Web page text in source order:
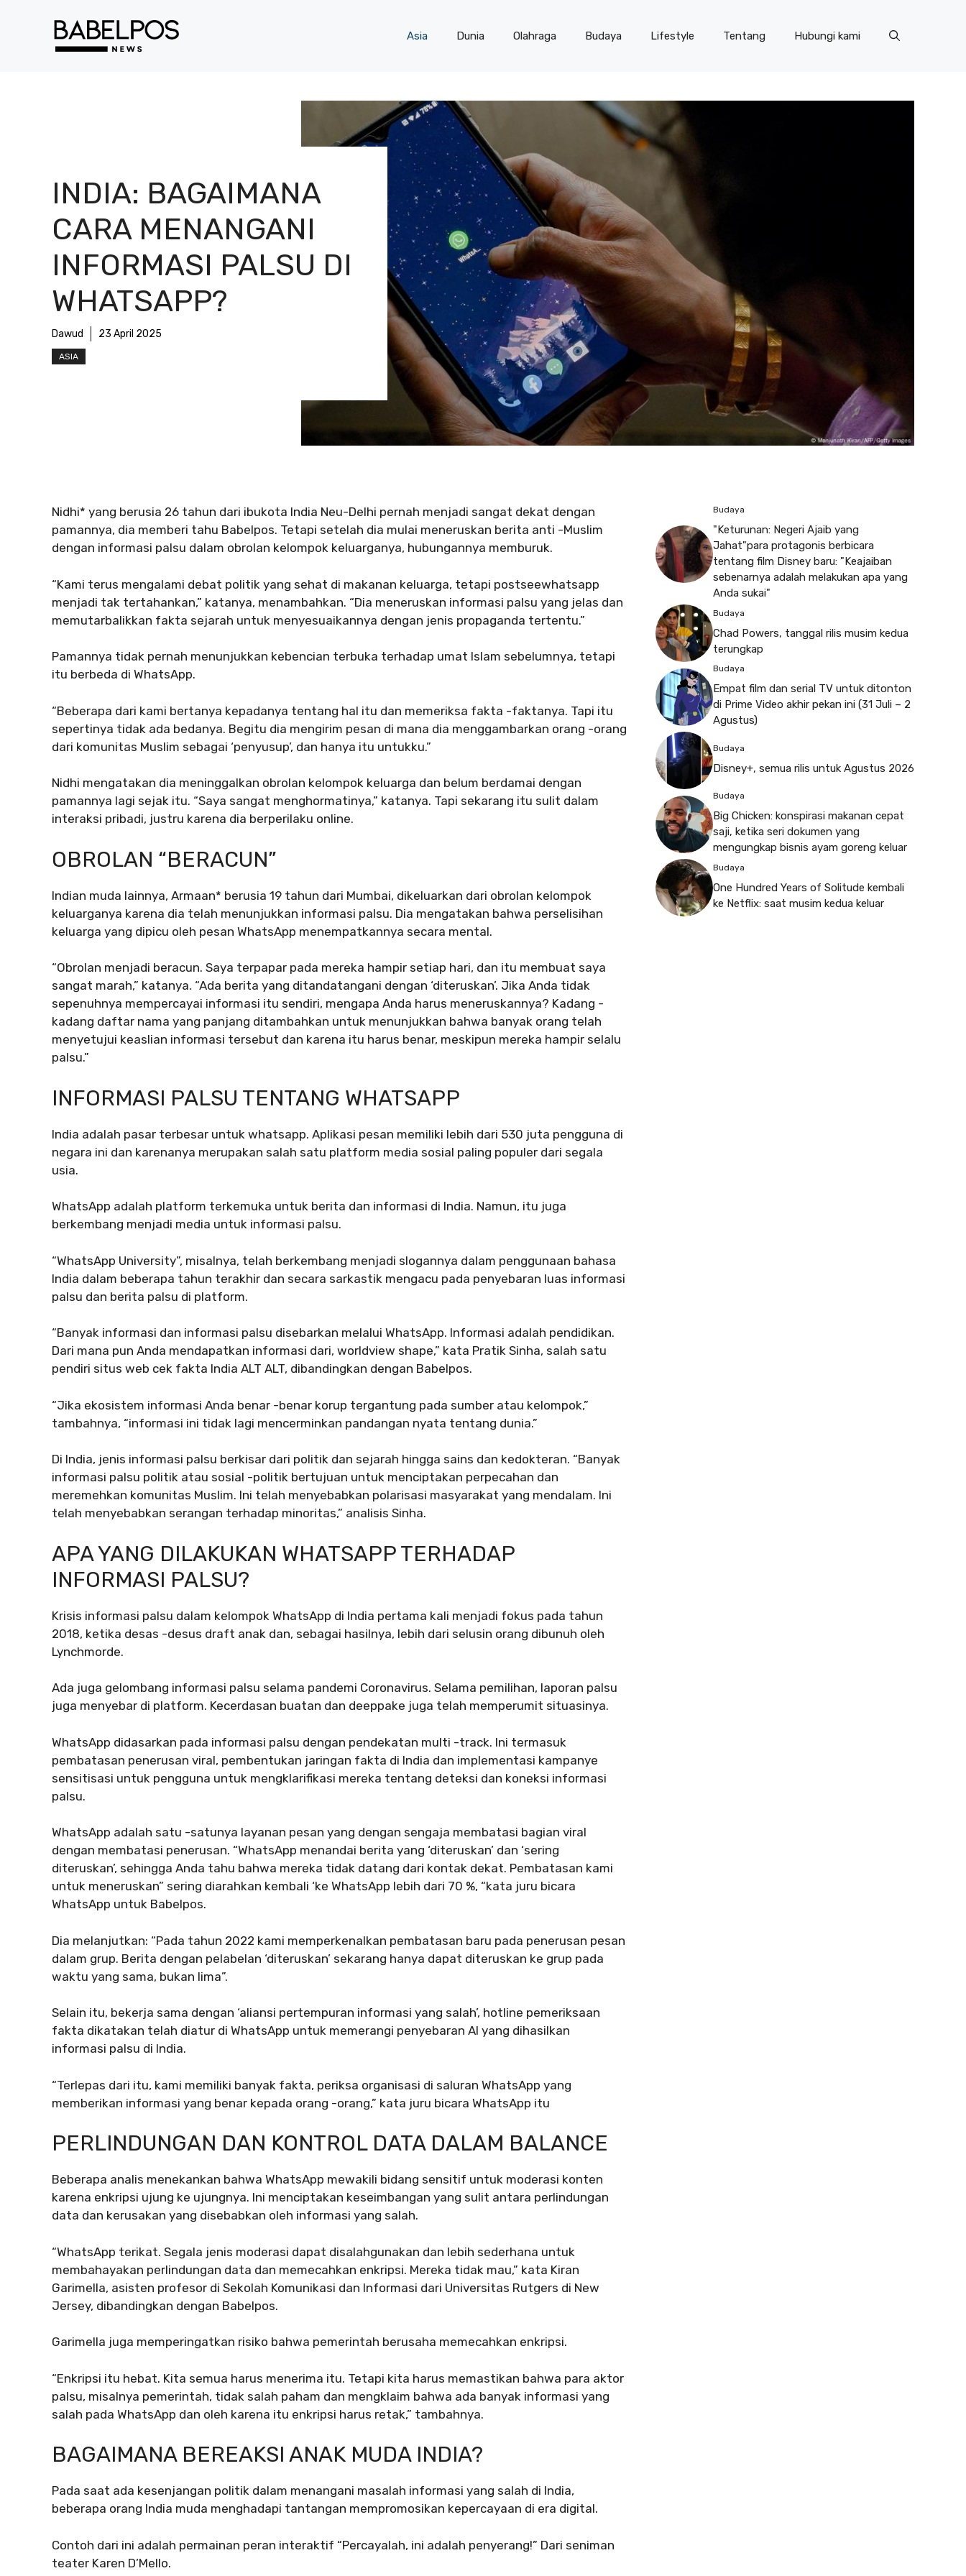
Asia Dunia Olahraga Budaya Lifestyle Tentang Hubungi kami
INDIA: BAGAIMANA
CARA MENANGANI
INFORMASI PALSU DI
WHATSAPP?
Dawud 23 April 2025
ASIA
Nidhi* yang berusia 26 tahun dari ibukota India Neu-Delhi pernah menjadi sangat dekat dengan
pamannya, dia memberi tahu Babelpos. Tetapi setelah dia mulai meneruskan berita anti -Muslim
dengan informasi palsu dalam obrolan kelompok keluarganya, hubungannya memburuk.
“Kami terus mengalami debat politik yang sehat di makanan keluarga, tetapi postseewhatsapp
menjadi tak tertahankan,” katanya, menambahkan. “Dia meneruskan informasi palsu yang jelas dan
memutarbalikkan fakta sejarah untuk menyesuaikannya dengan jenis propaganda tertentu.”
Pamannya tidak pernah menunjukkan kebencian terbuka terhadap umat Islam sebelumnya, tetapi
itu berbeda di WhatsApp.
“Beberapa dari kami bertanya kepadanya tentang hal itu dan memeriksa fakta -faktanya. Tapi itu
sepertinya tidak ada bedanya. Begitu dia mengirim pesan di mana dia menggambarkan orang -orang
dari komunitas Muslim sebagai ‘penyusup’, dan hanya itu untukku.”
Nidhi mengatakan dia meninggalkan obrolan kelompok keluarga dan belum berdamai dengan
pamannya lagi sejak itu. “Saya sangat menghormatinya,” katanya. Tapi sekarang itu sulit dalam
interaksi pribadi, justru karena dia berperilaku online.
OBROLAN “BERACUN”
Indian muda lainnya, Armaan* berusia 19 tahun dari Mumbai, dikeluarkan dari obrolan kelompok
keluarganya karena dia telah menunjukkan informasi palsu. Dia mengatakan bahwa perselisihan
keluarga yang dipicu oleh pesan WhatsApp menempatkannya secara mental.
“Obrolan menjadi beracun. Saya terpapar pada mereka hampir setiap hari, dan itu membuat saya
sangat marah,” katanya. “Ada berita yang ditandatangani dengan ‘diteruskan’. Jika Anda tidak
sepenuhnya mempercayai informasi itu sendiri, mengapa Anda harus meneruskannya? Kadang -
kadang daftar nama yang panjang ditambahkan untuk menunjukkan bahwa banyak orang telah
menyetujui keaslian informasi tersebut dan karena itu harus benar, meskipun mereka hampir selalu
palsu.”
INFORMASI PALSU TENTANG WHATSAPP
India adalah pasar terbesar untuk whatsapp. Aplikasi pesan memiliki lebih dari 530 juta pengguna di
negara ini dan karenanya merupakan salah satu platform media sosial paling populer dari segala
usia.
WhatsApp adalah platform terkemuka untuk berita dan informasi di India. Namun, itu juga
berkembang menjadi media untuk informasi palsu.
“WhatsApp University”, misalnya, telah berkembang menjadi slogannya dalam penggunaan bahasa
India dalam beberapa tahun terakhir dan secara sarkastik mengacu pada penyebaran luas informasi
palsu dan berita palsu di platform.
“Banyak informasi dan informasi palsu disebarkan melalui WhatsApp. Informasi adalah pendidikan.
Dari mana pun Anda mendapatkan informasi dari, worldview shape,” kata Pratik Sinha, salah satu
pendiri situs web cek fakta India ALT ALT, dibandingkan dengan Babelpos.
“Jika ekosistem informasi Anda benar -benar korup tergantung pada sumber atau kelompok,”
tambahnya, “informasi ini tidak lagi mencerminkan pandangan nyata tentang dunia.”
Di India, jenis informasi palsu berkisar dari politik dan sejarah hingga sains dan kedokteran. “Banyak
informasi palsu politik atau sosial -politik bertujuan untuk menciptakan perpecahan dan
meremehkan komunitas Muslim. Ini telah menyebabkan polarisasi masyarakat yang mendalam. Ini
telah menyebabkan serangan terhadap minoritas,” analisis Sinha.
APA YANG DILAKUKAN WHATSAPP TERHADAP
INFORMASI PALSU?
Krisis informasi palsu dalam kelompok WhatsApp di India pertama kali menjadi fokus pada tahun
2018, ketika desas -desus draft anak dan, sebagai hasilnya, lebih dari selusin orang dibunuh oleh
Lynchmorde.
Ada juga gelombang informasi palsu selama pandemi Coronavirus. Selama pemilihan, laporan palsu
juga menyebar di platform. Kecerdasan buatan dan deeppake juga telah memperumit situasinya.
WhatsApp didasarkan pada informasi palsu dengan pendekatan multi -track. Ini termasuk
pembatasan penerusan viral, pembentukan jaringan fakta di India dan implementasi kampanye
sensitisasi untuk pengguna untuk mengklarifikasi mereka tentang deteksi dan koneksi informasi
palsu.
WhatsApp adalah satu -satunya layanan pesan yang dengan sengaja membatasi bagian viral
dengan membatasi penerusan. “WhatsApp menandai berita yang ‘diteruskan’ dan ‘sering
diteruskan’, sehingga Anda tahu bahwa mereka tidak datang dari kontak dekat. Pembatasan kami
untuk meneruskan” sering diarahkan kembali ‘ke WhatsApp lebih dari 70 %, “kata juru bicara
WhatsApp untuk Babelpos.
Dia melanjutkan: “Pada tahun 2022 kami memperkenalkan pembatasan baru pada penerusan pesan
dalam grup. Berita dengan pelabelan ‘diteruskan’ sekarang hanya dapat diteruskan ke grup pada
waktu yang sama, bukan lima”.
Selain itu, bekerja sama dengan ‘aliansi pertempuran informasi yang salah’, hotline pemeriksaan
fakta dikatakan telah diatur di WhatsApp untuk memerangi penyebaran AI yang dihasilkan
informasi palsu di India.
“Terlepas dari itu, kami memiliki banyak fakta, periksa organisasi di saluran WhatsApp yang
memberikan informasi yang benar kepada orang -orang,” kata juru bicara WhatsApp itu
PERLINDUNGAN DAN KONTROL DATA DALAM BALANCE
Beberapa analis menekankan bahwa WhatsApp mewakili bidang sensitif untuk moderasi konten
karena enkripsi ujung ke ujungnya. Ini menciptakan keseimbangan yang sulit antara perlindungan
data dan kerusakan yang disebabkan oleh informasi yang salah.
“WhatsApp terikat. Segala jenis moderasi dapat disalahgunakan dan lebih sederhana untuk
membahayakan perlindungan data dan memecahkan enkripsi. Mereka tidak mau,” kata Kiran
Garimella, asisten profesor di Sekolah Komunikasi dan Informasi dari Universitas Rutgers di New
Jersey, dibandingkan dengan Babelpos.
Garimella juga memperingatkan risiko bahwa pemerintah berusaha memecahkan enkripsi.
“Enkripsi itu hebat. Kita semua harus menerima itu. Tetapi kita harus memastikan bahwa para aktor
palsu, misalnya pemerintah, tidak salah paham dan mengklaim bahwa ada banyak informasi yang
salah pada WhatsApp dan oleh karena itu enkripsi harus retak,” tambahnya.
BAGAIMANA BEREAKSI ANAK MUDA INDIA?
Pada saat ada kesenjangan politik dalam menangani masalah informasi yang salah di India,
beberapa orang India muda menghadapi tantangan mempromosikan kepercayaan di era digital.
Contoh dari ini adalah permainan peran interaktif “Percayalah, ini adalah penyerang!” Dari seniman
teater Karen D’Mello.
Budaya
"Keturunan: Negeri Ajaib yang
Jahat"para protagonis berbicara
tentang film Disney baru: "Keajaiban
sebenarnya adalah melakukan apa yang
Anda sukai"
Budaya
Chad Powers, tanggal rilis musim kedua
terungkap
Budaya
Empat film dan serial TV untuk ditonton
di Prime Video akhir pekan ini (31 Juli – 2
Agustus)
Budaya
Disney+, semua rilis untuk Agustus 2026
Budaya
Big Chicken: konspirasi makanan cepat
saji, ketika seri dokumen yang
mengungkap bisnis ayam goreng keluar
Budaya
One Hundred Years of Solitude kembali
ke Netflix: saat musim kedua keluar